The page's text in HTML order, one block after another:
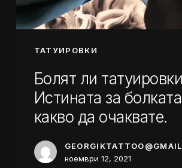
ТАТУИРОВКИ
Болят ли
Истината за
какво да очаквате.
ноември 12, 2021